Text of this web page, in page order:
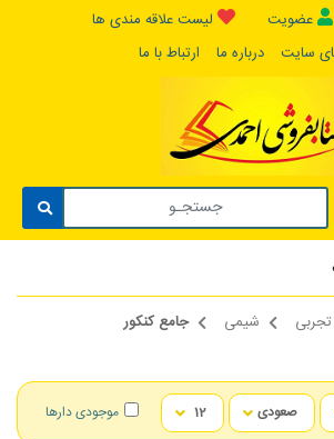
عضویت
لیست علاقه مندی ها
سایت
درباره ما ارتباط با ما
شیمی جامع کنکور
موجودی دارها